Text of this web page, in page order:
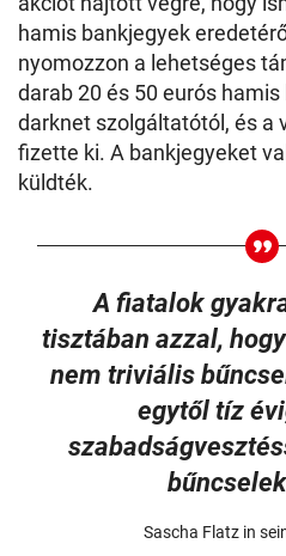
hamis bankjegyek
nyomozzon a lehetséges
darab 20 és 50 eurós
darknet szolgáltatótól, és a
fizette ki. A bankjegyeket
küldték.
A fiatalok
tisztában azzal,
nem triviális
egytől tíz
Sascha Flatz in